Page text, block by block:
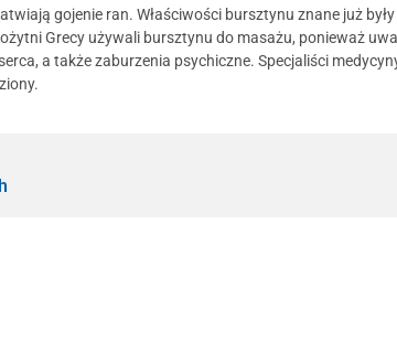
gojenie ran. Właściwości bursztynu znane już
Grecy używali bursztynu do masażu, ponieważ
a także zaburzenia psychiczne. Specjaliści